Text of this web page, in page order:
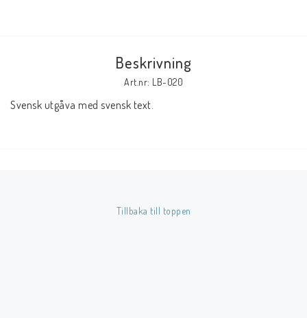
Inkl. Moms
Beskrivning
Art.nr: LB-020
Svensk utgåva med svensk text.
Tillbaka till toppen